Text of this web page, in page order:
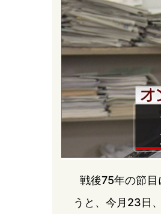
戦後75年の節
うと、今月23日